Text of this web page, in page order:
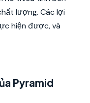
lượng. Các lợi
hiện được, và
Pyramid